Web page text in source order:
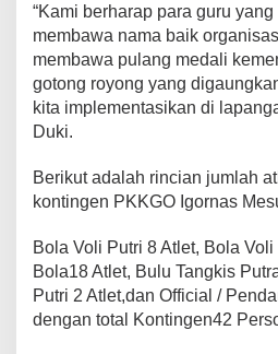
t
P
r
o
v
s
i
e
m
p
“Kami berharap para guru
membawa nama baik
membawa pulang medali
gotong royong yang
kita implementasikan di
Duki.
Berikut adalah rincian jumlah
kontingen PKKGO Igornas
Bola Voli Putri 8 Atlet, Bola
Bola18 Atlet, Bulu Tangkis
Putri 2 Atlet,dan Official /
dengan total Kontingen42